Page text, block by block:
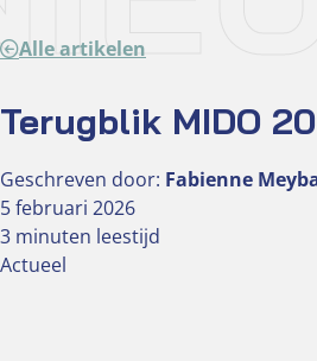
Over NUVO
Optiekcentrum
Alle artikelen
Terugblik MIDO
Geschreven door: Fabienne
5 februari 2026
3 minuten leestijd
Actueel